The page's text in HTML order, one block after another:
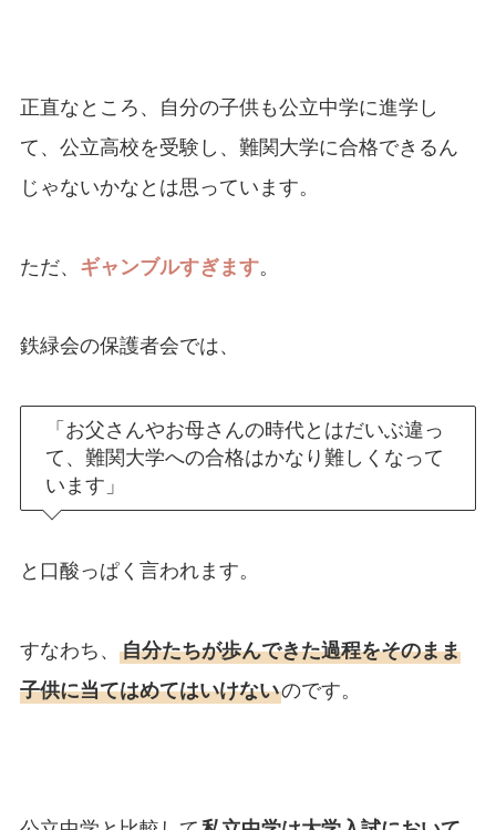
正直なところ、自分の子供も公立中学に進学し
て、公立高校を受験し、難関大学に合格できるん
じゃないかなとは思っています。
ただ、 ギャンブルすぎます。
鉄緑会の保護者会では、
「お父さんやお母さんの時代とはだいぶ違っ
て、難関大学への合格はかなり難しくなって
います」
と口酸っぱく言われます。
すなわち、 自分たちが歩んできた過程をそのまま
子供に当てはめてはいけないのです。